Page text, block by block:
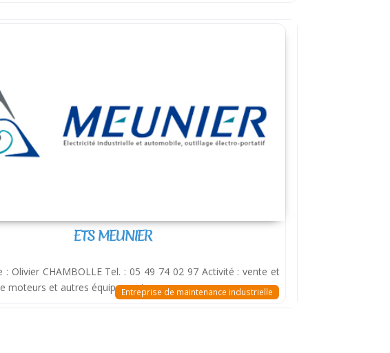
Entreprise de maintenance industrielle
ETS MEUNIER
: Olivier CHAMBOLLE Tel. : 05 49 74 02 97 Activité : vente et
moteurs et autres équipements